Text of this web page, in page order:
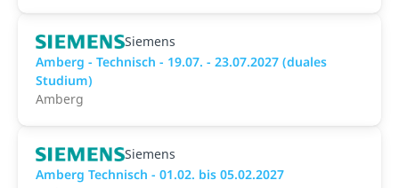
Siemens
Amberg - Technisch - 19.07. - 23.07.2027 (duales
Studium)
Amberg
Siemens
Amberg Technisch - 01.02. bis 05.02.2027